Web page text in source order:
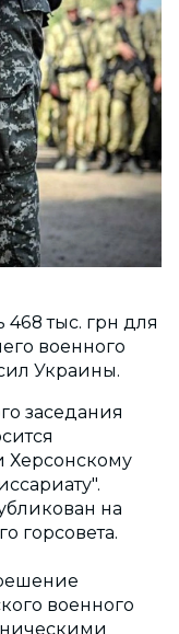
тыс. грн для
военного
Украины.
заседания
Херсонскому
на
горсовета.
военного